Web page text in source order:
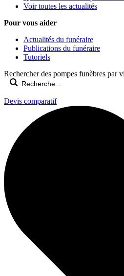
Voir toutes les actualités
Pour vous aider
Actualités du funéraire
Publications du funéraire
Tutoriels
Rechercher des pompes funèbres par
Devis comparatif